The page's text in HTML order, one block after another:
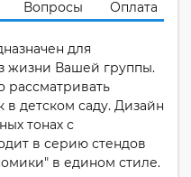
Вопросы Оплата
для
жизни Вашей группы.
рассматривать
детском саду. Дизайн
тонах с
в серию стендов
в едином стиле.